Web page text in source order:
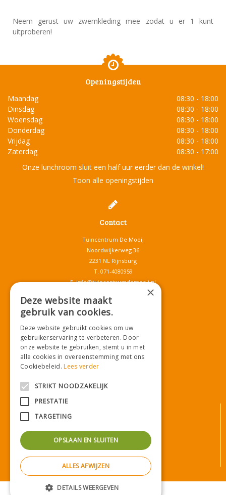
Neem gerust uw zwemkleding mee zodat u er 1 kunt
uitproberen!
Openingstijden
Maandag
08:30 - 18:00
Dinsdag
08:30 - 18:00
Woensdag
08:30 - 18:00
Donderdag
08:30 - 18:00
Vrijdag
08:30 - 18:00
Zaterdag
08:30 - 17:00
Onze lunchroom sluit een half uur eerder dan de winkel!
Toon alle openingstijden
Contact
Tuincentrum De Mooij
Noordwijkerweg 36
2231 NL Rijnsburg
T. 071-4080959
E.info@tuincentrumdemooij.nl
Download onze App!
Betaalinformatie
Privacy policy
Green Solutions|Tuincentrum Overzicht
×
Deze website maakt
gebruik van cookies.
Deze website gebruikt cookies om uw
gebruikerservaring te verbeteren. Door
onze website te gebruiken, stemt u in met
alle cookies in overeenstemming met ons
Cookiebeleid.Lees verder
STRIKT NOODZAKELIJK
PRESTATIE
TARGETING
OPSLAAN EN SLUITEN
ALLES AFWIJZEN
DETAILS WEERGEVEN